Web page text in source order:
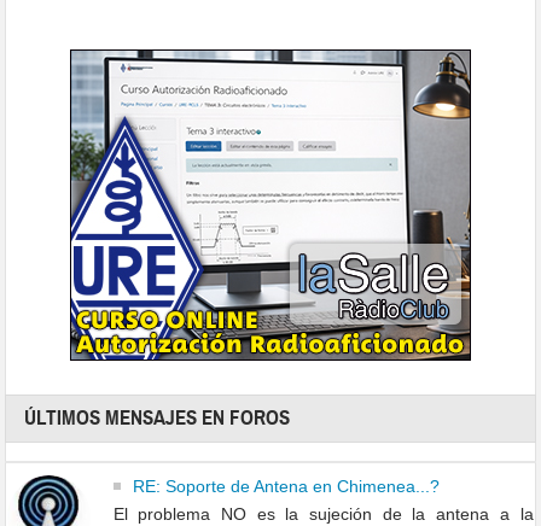
ÚLTIMOS MENSAJES EN FOROS
RE: Soporte de Antena en Chimenea...?
El problema NO es la sujeción de la antena a la